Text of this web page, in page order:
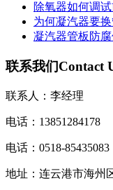
除氧器如何调
为何凝汽器要换
凝汽器管板防
联系我们Contact
联系人：李经理
电话：13851284178
电话：0518-85435083
地址：连云港市海州